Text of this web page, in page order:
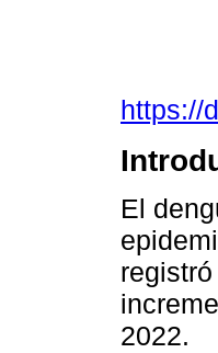
https://
El
2022.